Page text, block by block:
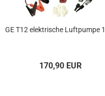
GE T12 elek­tri­sche Luft­pum­pe
170,90 EUR